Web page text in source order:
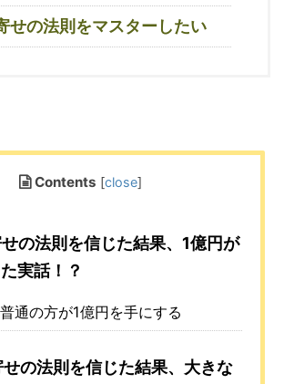
せの法則をマスターしたい
Contents [close]
の法則を信じた結果、1億円が
実話！？
通の方が1億円を手にする
せの法則を信じた結果、大きな